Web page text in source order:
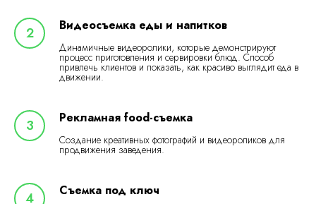
Видеосъемка еды и напитков
Динамичные видеоролики, которые демонстрируют
процесс приготовления и сервировки блюд. Способ
привлечь клиентов и показать, как красиво выглядит еда в
движении.
Рекламная food-съемка
Создание креативных фотографий и видеороликов для
продвижения заведения.
Съемка под ключ